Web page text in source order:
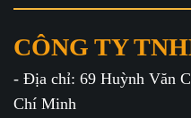
CÔNG TY
- Địa chỉ: 69 Huỳnh Văn
Chí Minh